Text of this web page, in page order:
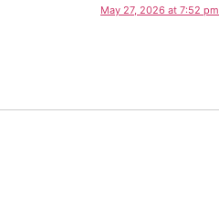
May 27, 2026 at 7:52 pm